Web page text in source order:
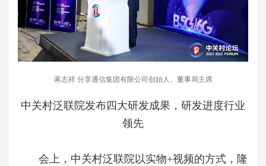
蒋志祥 分享通信集团有限公司创始人、董事局主席
中关村泛联院发布四大研发成果，研发进度行业
领先
会上，中关村泛联院以实物+视频的方式，隆